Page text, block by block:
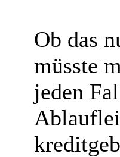
Ob das
müsste
jeden